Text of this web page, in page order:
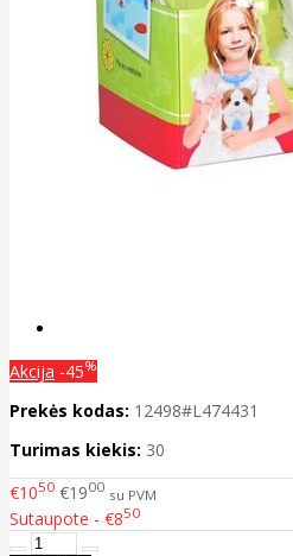
Akcija -45%
Prekės kodas: 12498#L474431
Turimas kiekis: 30
€1050 €1900 su PVM
Sutaupote - €850